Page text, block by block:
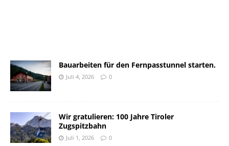
Bauarbeiten für den Fernpasstunnel starten.
Juli 4, 2026 0
Wir gratulieren: 100 Jahre Tiroler
Zugspitzbahn
Juli 1, 2026 0